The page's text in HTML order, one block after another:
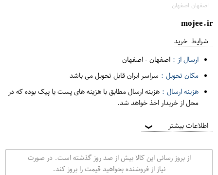
اصفهان اصفهان
mojee.ir
شرایط خرید
ارسال از : اصفهان-اصفهان
مکان تحویل : سراسر ایران قابل تحویل می باشد
هزینه ارسال : هزینه ارسال مطابق با هزینه های پست یا پیک بوده که در
محل از خریدار اخذ خواهد شد.
اطلاعات بیشتر ❯
از بروز رسانی این کالا بیش از صد روز گذشته است. در صورت
نیاز از فروشنده بخواهید قیمت را بروز کند.